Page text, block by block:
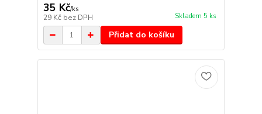
35 Kč/ks
29 Kč bez DPH Skladem 5 ks
Přidat do košíku